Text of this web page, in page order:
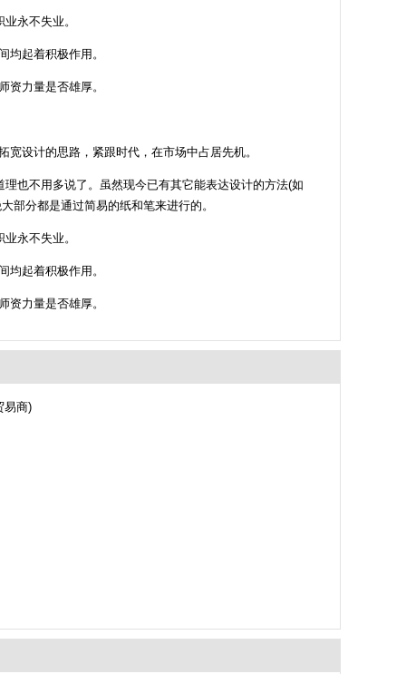
永不失业。
起着积极作用。
资力量是否雄厚。
设计的思路，紧跟时代，在市场中占居先机。
也不用多说了。虽然现今已有其它能表达设计的方法(如
部分都是通过简易的纸和笔来进行的。
永不失业。
起着积极作用。
资力量是否雄厚。
易商)